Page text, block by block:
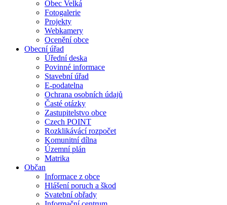
Obec Velká
Fotogalerie
Projekty
Webkamery
Ocenění obce
Obecní úřad
Úřední deska
Povinné informace
Stavební úřad
E-podatelna
Ochrana osobních údajů
Časté otázky
Zastupitelstvo obce
Czech POINT
Rozklikávácí rozpočet
Komunitní dílna
Územní plán
Matrika
Občan
Informace z obce
Hlášení poruch a škod
Svatební obřady